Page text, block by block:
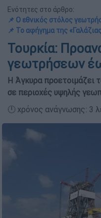
Ενότητες στο άρθρο:
📌 Ο εθνικός στόλος
📌 Το αφήγημα της
Τουρκία:
γεωτρήσεων
Η Άγκυρα προετοιμάζει
σε περιοχές υψηλής
🕛 χρόνος ανάγνωσης: 3